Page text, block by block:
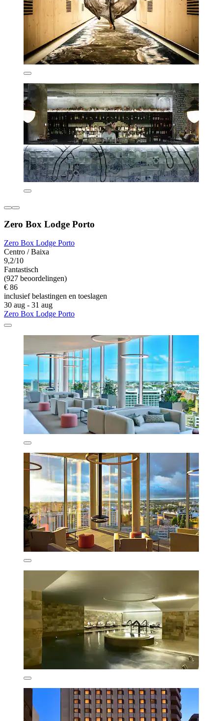
Zero Box Lodge Porto
Zero Box Lodge Porto
Centro / Baixa
9,2/10
Fantastisch
(927 beoordelingen)
€ 86
inclusief belastingen en toeslagen
30 aug - 31 aug
Zero Box Lodge Porto